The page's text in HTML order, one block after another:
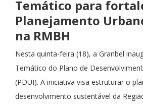
Temático para
Planejamento
na RMBH
Nesta quinta-feira (18), a Granbel
Temático do Plano de
(PDUI). A iniciativa visa estruturar o
desenvolvimento sustentável da